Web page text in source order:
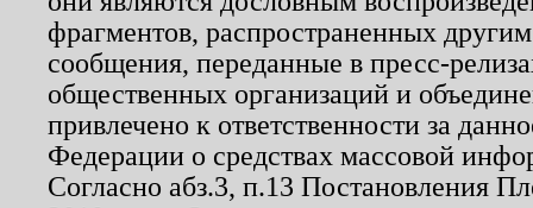
фрагментов, распространенных
сообщения, переданные в пресс-
общественных организаций и
привлечено к ответственности за
Федерации о средствах массовой
Согласно абз.3, п.13 Постановления